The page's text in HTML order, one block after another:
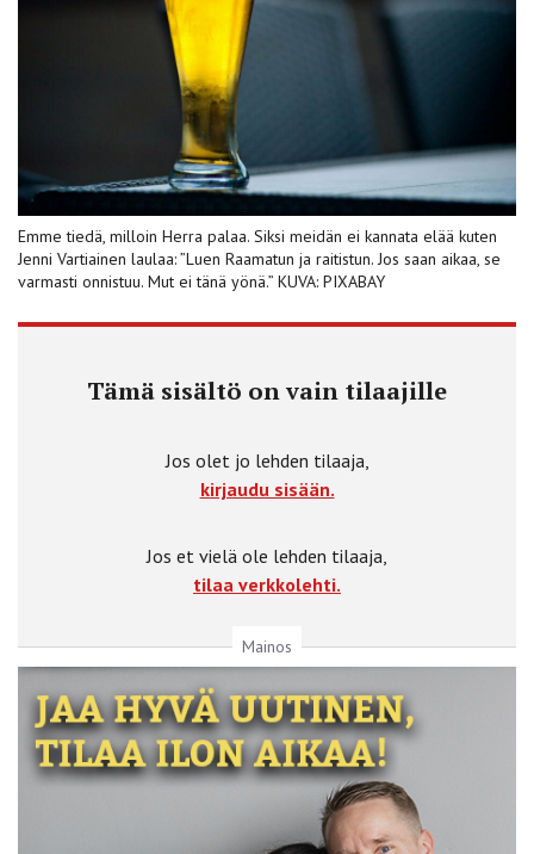
Emme tiedä, milloin Herra palaa. Siksi meidän ei kannata elää kuten
Jenni Vartiainen laulaa: ”Luen Raamatun ja raitistun. Jos saan aikaa, se
varmasti onnistuu. Mut ei tänä yönä.” KUVA: PIXABAY
Tämä sisältö on vain tilaajille
Jos olet jo lehden tilaaja,
kirjaudu sisään.
Jos et vielä ole lehden tilaaja,
tilaa verkkolehti.
Mainos